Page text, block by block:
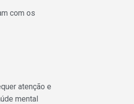
com os
atenção e
mental